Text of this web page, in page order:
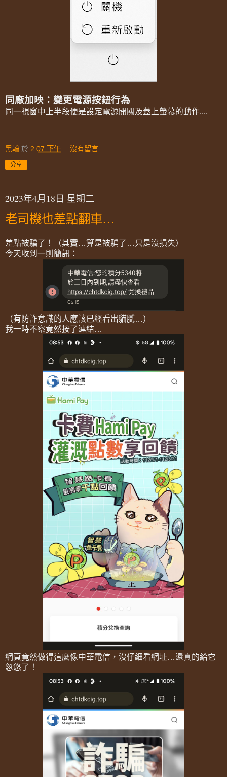
同廠加映：變更電源按鈕行為
同一視窗中上半段便是設定電源開關及蓋上螢幕的動作....
黑輪 於 2:07 下午 沒有留言:
分享
2023年4月18日 星期二
老司機也差點翻車…
差點被騙了！（其實…算是被騙了…只是沒損失）
今天收到一則簡訊：
（有防詐意識的人應該已經看出貓膩…）
我一時不察竟然按了連結…
網頁竟然做得這麼像中華電信，沒仔細看網址…還真的給它
忽悠了！